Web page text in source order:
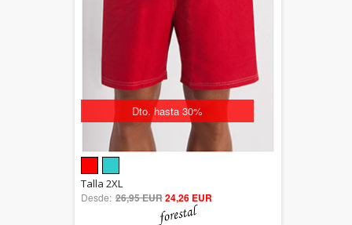
Dto. hasta 30%
out of 5
Talla 2XL
Desde: 26,95 EUR24,26 EUR